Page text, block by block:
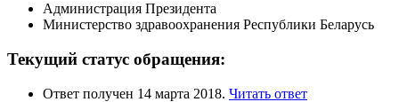
Администрация Президента
Министерство здравоохранения Республики Беларусь
Текущий статус обращения:
Ответ получен 14 марта 2018. Читать ответ